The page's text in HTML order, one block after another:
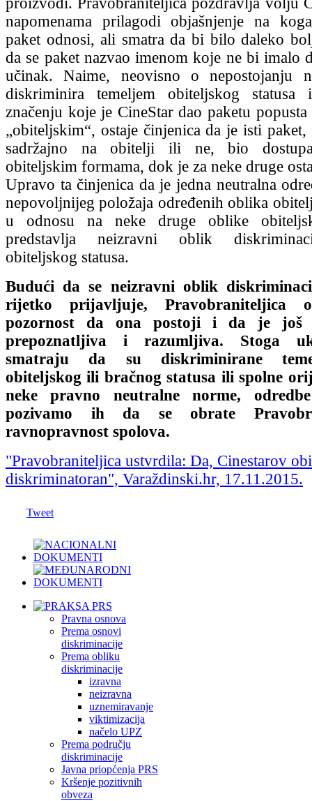
napomenama prilagodi objašnjenje na
paket odnosi, ali smatra da bi bilo daleko
da se paket nazvao imenom koje ne bi imalo
učinak. Naime, neovisno o nepostojanju
diskriminira temeljem obiteljskog
značenju koje je CineStar dao paketu
„obiteljskim“, ostaje činjenica da je isti
sadržajno na obitelji ili ne, bio
obiteljskim formama, dok je za neke druge
Upravo ta činjenica da je jedna neutralna
nepovoljnijeg položaja određenih oblika
u odnosu na neke druge oblike
predstavlja neizravni oblik
obiteljskog statusa.
Budući da se neizravni oblik
rijetko prijavljuje, Pravobraniteljica
pozornost da ona postoji i da je još
prepoznatljiva i razumljiva. Stoga
smatraju da su diskriminirane
obiteljskog ili bračnog statusa ili spolne
neke pravno neutralne norme,
pozivamo ih da se obrate
ravnopravnost spolova.
"Pravobraniteljica ustvrdila: Da, Cinestarov
diskriminatoran", Varaždinski.hr, 17.11.2015.
Tweet
Pravna osnova
Prema osnovi
diskriminacije
Prema obliku
diskriminacije
izravna
neizravna
uznemiravanje
viktimizacija
načelo UPZ
Prema području
diskriminacije
Javna priopćenja PRS
Kršenje pozitivnih
obveza